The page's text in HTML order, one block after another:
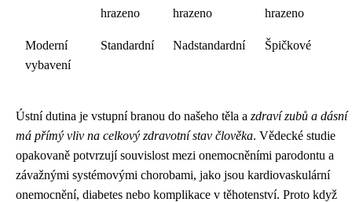
hrazeno hrazeno hrazeno
Moderní
vybavení
Standardní Nadstandardní Špičkové
Ústní dutina je vstupní branou do našeho těla a zdraví zubů a dásní
má přímý vliv na celkový zdravotní stav člověka. Vědecké studie
opakovaně potvrzují souvislost mezi onemocněními parodontu a
závažnými systémovými chorobami, jako jsou kardiovaskulární
onemocnění, diabetes nebo komplikace v těhotenství. Proto když